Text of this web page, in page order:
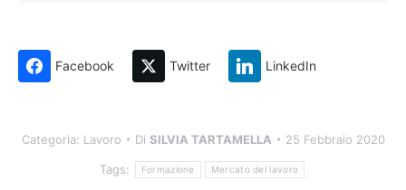
Facebook Twitter LinkedIn
Categoria: Lavoro Di SILVIA TARTAMELLA 25 Febbraio 2020
Tags: Formazione Mercato del lavoro